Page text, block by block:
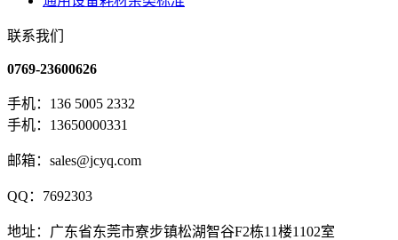
联系我们
0769-23600626
手机：136 5005 2332
手机：13650000331
邮箱：sales@jcyq.com
QQ：7692303
地址：广东省东莞市寮步镇松湖智谷F2栋11楼1102室